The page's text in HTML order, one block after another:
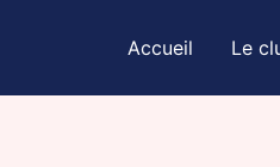
Accueil Le